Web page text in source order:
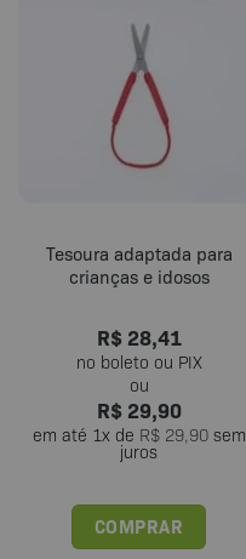
variantes.
As
opções
podem
ser
escolhidas
produto
Tesoura adaptada para
crianças e idosos
R$28,41
R$29,90
em até 1x de R$29,90sem
juros
COMPRAR